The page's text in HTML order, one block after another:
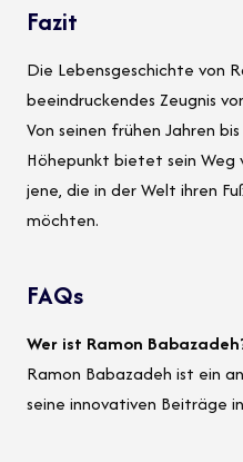
Fazit
Die Lebensgeschichte von
beeindruckendes Zeugnis
Von seinen frühen Jahren
Höhepunkt bietet sein
jene, die in der Welt ihren
möchten.
FAQs
Wer ist Ramon
Ramon Babazadeh ist ein
seine innovativen Beiträge